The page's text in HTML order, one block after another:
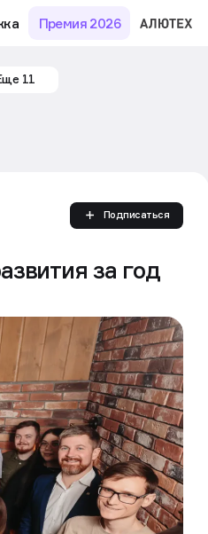
Премия 2026
11
Подписаться
за год